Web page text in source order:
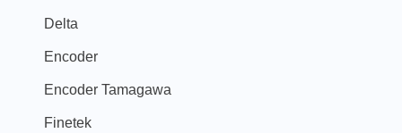
Delta
Encoder
Encoder Tamagawa
Finetek